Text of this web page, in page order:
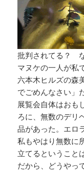
批判されてる？
マヌケの一人が私
六本木ヒルズの森
でごめんなさい」だ
展覧会自体はおも
ろに、無数のデリ
品があった。エロ
私もやはり無数に
立てるということ
だから、どうやっ